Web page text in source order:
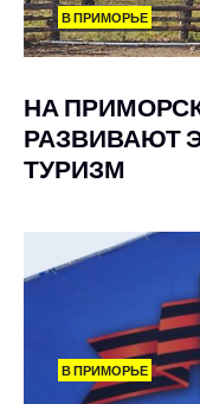
В ПРИМОРЬЕ
НА
РАЗВИВАЮТ
ТУРИЗМ
В ПРИМОРЬЕ